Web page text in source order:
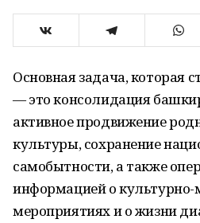
Основная задача, которая
— это консолидация
активное продвижение
культуры, сохранение
самобытности, а также
информацией о культурно-
мероприятиях и о жизни